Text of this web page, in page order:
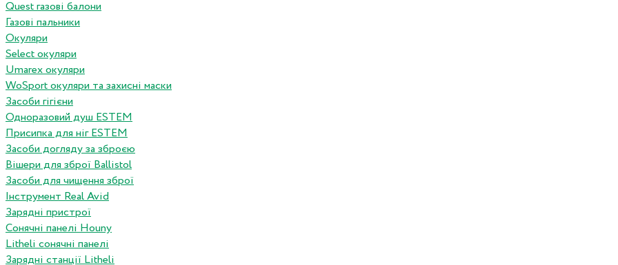
Quest газові балони
Газові пальники
Окуляри
Select окуляри
Umarex окуляри
WoSport окуляри та захисні маски
Засоби гігієни
Одноразовий душ ESTEM
Присипка для ніг ESTEM
Засоби догляду за зброєю
Вішери для зброї Ballistol
Засоби для чищення зброї
Інструмент Real Avid
Зарядні пристрої
Сонячні панелі Houny
Litheli сонячні панелі
Зарядні станції Litheli